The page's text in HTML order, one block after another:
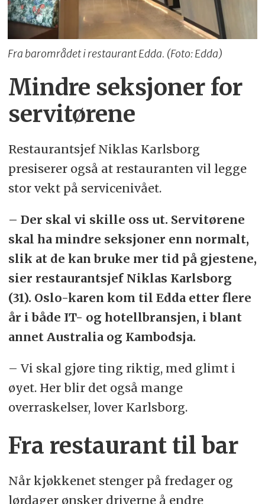
Fra barområdet i restaurant Edda. (Foto: Edda)
Mindre seksjoner for
servitørene
Restaurantsjef Niklas Karlsborg
presiserer også at restauranten vil legge
stor vekt på servicenivået.
– Der skal vi skille oss ut. Servitørene
skal ha mindre seksjoner enn normalt,
slik at de kan bruke mer tid på gjestene,
sier restaurantsjef Niklas Karlsborg
(31). Oslo-karen kom til Edda etter flere
år i både IT- og hotellbransjen, i blant
annet Australia og Kambodsja.
– Vi skal gjøre ting riktig, med glimt i
øyet. Her blir det også mange
overraskelser, lover Karlsborg.
Fra restaurant til bar
Når kjøkkenet stenger på fredager og
lørdager ønsker driverne å endre